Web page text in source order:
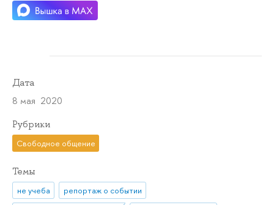
Дата
8 мая 2020
Рубрики
Свободное общение
Темы
не учеба
репортаж о событии